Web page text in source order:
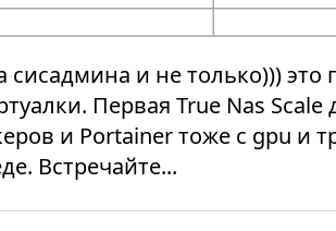
сисадмина и не только))) это
Первая True Nas
и Portainer тоже с gpu и
Встречайте...